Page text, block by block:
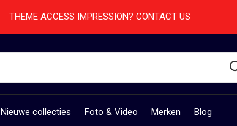
Nieuwe collecties Foto & Video Merken Blog
THEME ACCESS IMPRESSION? CONTACT US